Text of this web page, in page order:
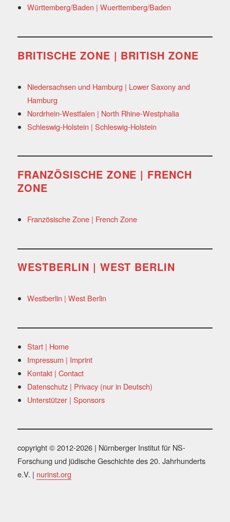
Württemberg/Baden | Wuerttemberg/Baden
BRITISCHE ZONE | BRITISH ZONE
Niedersachsen und Hamburg | Lower Saxony and
Hamburg
Nordrhein-Westfalen | North Rhine-Westphalia
Schleswig-Holstein | Schleswig-Holstein
FRANZÖSISCHE ZONE | FRENCH
ZONE
Französische Zone | French Zone
WESTBERLIN | WEST BERLIN
Westberlin | West Berlin
Start | Home
Impressum | Imprint
Kontakt | Contact
Datenschutz | Privacy (nur in Deutsch)
Unterstützer | Sponsors
copyright © 2012-2026 | Nürnberger Institut für NS-
Forschung und jüdische Geschichte des 20. Jahrhunderts
e.V. | nurinst.org